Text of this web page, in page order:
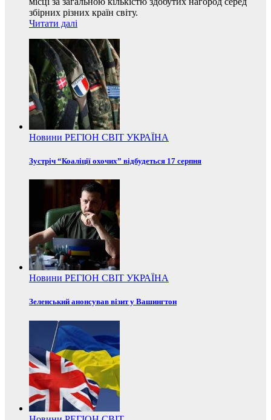
збірних різних країн світу.
Читати далі
Новини РЕГІОН СВІТ УКРАЇНА
Зустріч “Коаліції охочих” відбудеться 17 серпня
Новини РЕГІОН СВІТ УКРАЇНА
Зеленський анонсував візит у Вашингтон